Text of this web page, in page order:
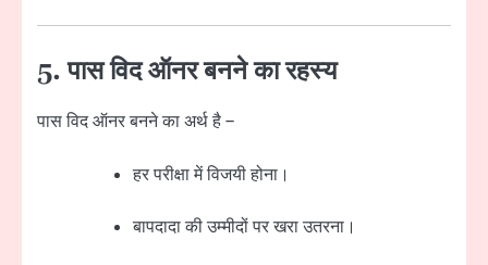
5. पास विद ऑनर बनने का रहस्य
पास विद ऑनर बनने का अर्थ है –
हर परीक्षा में विजयी होना।
बापदादा की उम्मीदों पर खरा उतरना।